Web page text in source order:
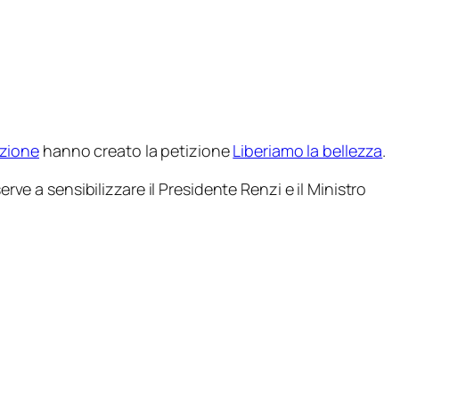
hanno creato la petizioneLiberiamo la bellezza.
a sensibilizzare il Presidente Renzi e il Ministro